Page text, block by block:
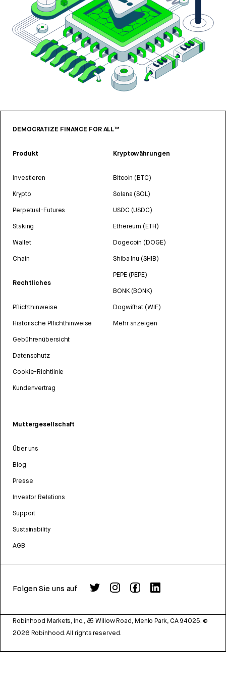
DEMOCRATIZE FINANCE FOR ALL™
Produkt
Investieren
Krypto
Perpetual-Futures
Staking
Wallet
Chain
Rechtliches
Pflichthinweise
Historische Pflichthinweise
Gebührenübersicht
Datenschutz
Cookie-Richtlinie
Kundenvertrag
Kryptowährungen
Bitcoin (BTC)
Solana (SOL)
USDC (USDC)
Ethereum (ETH)
Dogecoin (DOGE)
Shiba Inu (SHIB)
PEPE (PEPE)
BONK (BONK)
Dogwifhat (WIF)
Mehr anzeigen
Muttergesellschaft
Über uns
Blog
Presse
Investor Relations
Support
Sustainability
AGB
Folgen Sie uns auf
Robinhood Markets, Inc., 85 Willow Road, Menlo Park, CA 94025. ©
2026 Robinhood. All rights reserved.